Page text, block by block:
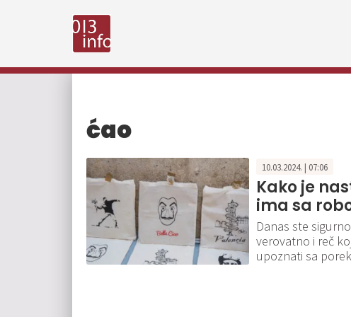
ćao
10.03.2024. | 07:06
Kako je
ima sa
Danas ste
verovatno i reč
upoznati sa